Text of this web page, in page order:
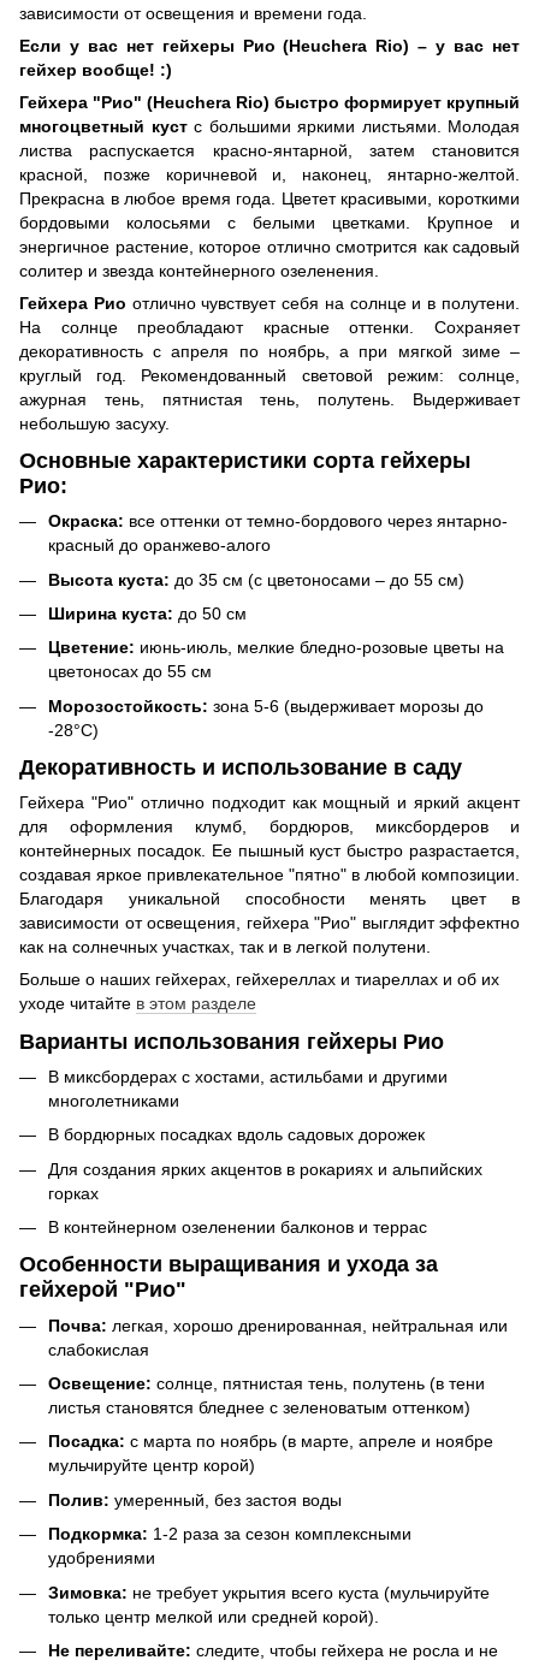
зависимости от освещения и времени года.
Если у вас нет гейхеры Рио (Heuchera Rio) – у вас нет
гейхер вообще! :)
Гейхера "Рио" (Heuchera Rio) быстро формирует крупный
многоцветный кустс большими яркими листьями. Молодая
листва распускается красно-янтарной, затем становится
красной, позже коричневой и, наконец, янтарно-желтой.
Прекрасна в любое время года. Цветет красивыми, короткими
бордовыми колосьями с белыми цветками. Крупное и
энергичное растение, которое отлично смотрится как садовый
солитер и звезда контейнерного озеленения.
Гейхера Рио отлично чувствует себя на солнце и в полутени.
На солнце преобладают красные оттенки. Сохраняет
декоративность с апреля по ноябрь, а при мягкой зиме –
круглый год. Рекомендованный световой режим: солнце,
ажурная тень, пятнистая тень, полутень. Выдерживает
небольшую засуху.
Основные характеристики сорта гейхеры
Рио:
Окраска: все оттенки от темно-бордового через янтарно-
красный до оранжево-алого
Высота куста: до 35 см (с цветоносами – до 55 см)
Ширина куста: до 50 см
Цветение: июнь-июль, мелкие бледно-розовые цветы на
цветоносах до 55 см
Морозостойкость: зона 5-6 (выдерживает морозы до
-28°C)
Декоративность и использование в саду
Гейхера "Рио" отлично подходит как мощный и яркий акцент
для оформления клумб, бордюров, миксбордеров и
контейнерных посадок. Ее пышный куст быстро разрастается,
создавая яркое привлекательное "пятно" в любой композиции.
Благодаря уникальной способности менять цвет в
зависимости от освещения, гейхера "Рио" выглядит эффектно
как на солнечных участках, так и в легкой полутени.
Больше о наших гейхерах, гейхереллах и тиареллах и об их
уходе читайте в этом разделе
Варианты использования гейхеры Рио
В миксбордерах с хостами, астильбами и другими
многолетниками
В бордюрных посадках вдоль садовых дорожек
Для создания ярких акцентов в рокариях и альпийских
горках
В контейнерном озеленении балконов и террас
Особенности выращивания и ухода за
гейхерой "Рио"
Почва: легкая, хорошо дренированная, нейтральная или
слабокислая
Освещение: солнце, пятнистая тень, полутень (в тени
листья становятся бледнее с зеленоватым оттенком)
Посадка: с марта по ноябрь (в марте, апреле и ноябре
мульчируйте центр корой)
Полив: умеренный, без застоя воды
Подкормка: 1-2 раза за сезон комплексными
удобрениями
Зимовка: не требует укрытия всего куста (мульчируйте
только центр мелкой или средней корой).
Не переливайте: следите, чтобы гейхера не росла и не